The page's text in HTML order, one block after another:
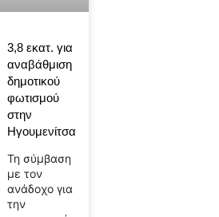
3,8 εκατ. για
αναβάθμιση
δημοτικού
φωτισμού
στην
Ηγουμενίτσα
Τη σύμβαση
με τον
ανάδοχο για
την